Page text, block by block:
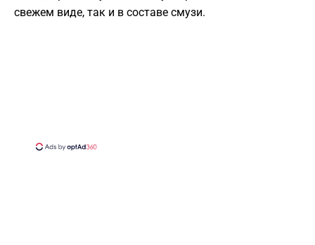
свежем виде, так и в составе смузи.